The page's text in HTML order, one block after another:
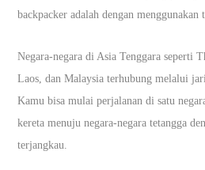
backpacker adalah dengan menggunakan
Negara-negara di Asia Tenggara seperti
Laos, dan Malaysia terhubung melalui
Kamu bisa mulai perjalanan di satu
kereta menuju negara-negara tetangga
terjangkau.